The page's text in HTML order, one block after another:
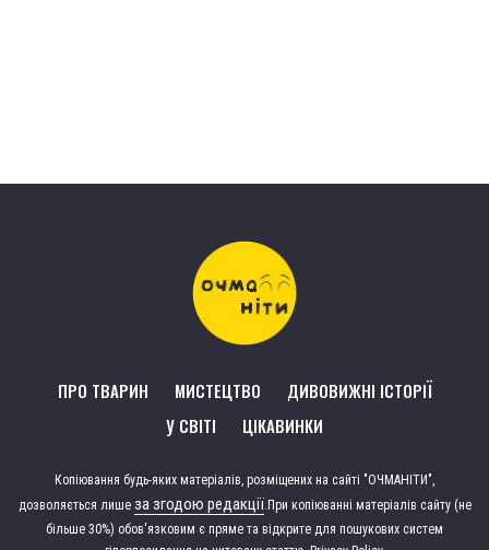
ПРО ТВАРИН МИСТЕЦТВО
ДИВОВИЖНІ ІСТОРІЇ
У СВІТІ
ЦІКАВИНКИ
Копіювання будь-яких матеріалів, розміщених на сайті "ОЧМАНІТИ",
дозволяється лише за згодою редакції При копіюванні матеріалів сайту (не
більше 30%) обов'язковим є пряме та відкрите для пошукових систем